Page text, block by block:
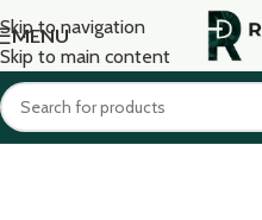
Skip to navigation
Skip to main content
MENU